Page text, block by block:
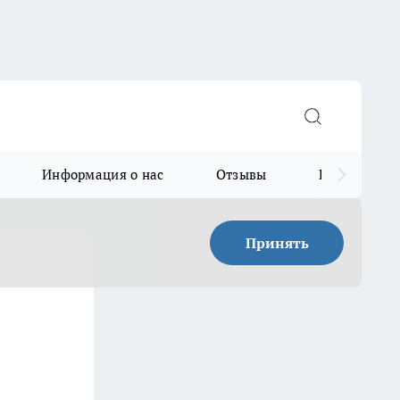
Информация о нас Отзывы Прайс для
Принять